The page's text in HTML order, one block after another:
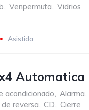
, Venpermuta, Vidrios
Asistida
Automatica
acondicionado, Alarma,
reversa, CD, Cierre